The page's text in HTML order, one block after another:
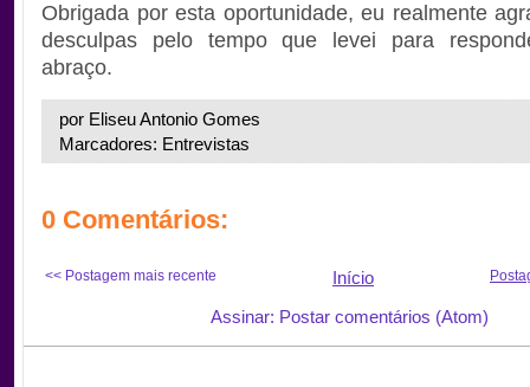
Obrigada por esta oportunidade, eu realmente
desculpas pelo tempo que levei para
abraço.
por Eliseu Antonio Gomes
Marcadores: Entrevistas
0 Comentários:
<< Postagem mais recente
Início
Assinar: Postar comentários (Atom)